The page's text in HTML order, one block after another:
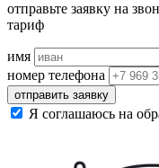
отправьте заявку на
тариф
имя
номер телефона
отправить заявку
Я соглашаюсь на